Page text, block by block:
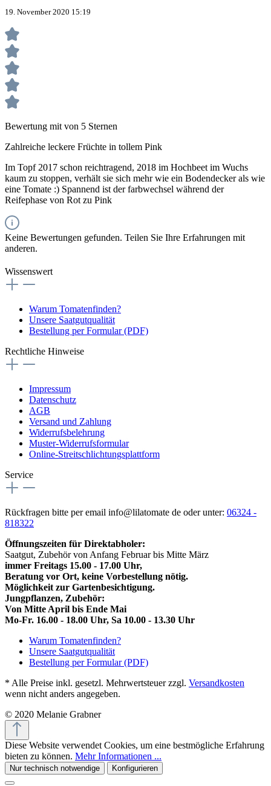
19. November 2020 15:19
Bewertung mit von 5 Sternen
Zahlreiche leckere Früchte in tollem Pink
Im Topf 2017 schon reichtragend, 2018 im Hochbeet im Wuchs
kaum zu stoppen, verhält sie sich mehr wie ein Bodendecker als wie
eine Tomate :) Spannend ist der farbwechsel während der
Reifephase von Rot zu Pink
Keine Bewertungen gefunden. Teilen Sie Ihre Erfahrungen mit
anderen.
Wissenswert
Warum Tomatenfinden?
Unsere Saatgutqualität
Bestellung per Formular (PDF)
Rechtliche Hinweise
Impressum
Datenschutz
AGB
Versand und Zahlung
Widerrufsbelehrung
Muster-Widerrufsformular
Online-Streitschlichtungsplattform
Service
Rückfragen bitte per email info@lilatomate de oder unter: 06324 -
818322
Öffnungszeiten für Direktabholer:
Saatgut, Zubehör von Anfang Februar bis Mitte März
immer Freitags 15.00 - 17.00 Uhr,
Beratung vor Ort, keine Vorbestellung nötig.
Möglichkeit zur Gartenbesichtigung.
Jungpflanzen, Zubehör:
Von Mitte April bis Ende Mai
Mo-Fr. 16.00 - 18.00 Uhr, Sa 10.00 - 13.30 Uhr
Warum Tomatenfinden?
Unsere Saatgutqualität
Bestellung per Formular (PDF)
* Alle Preise inkl. gesetzl. Mehrwertsteuer zzgl. Versandkosten
wenn nicht anders angegeben.
© 2020 Melanie Grabner
Diese Website verwendet Cookies, um eine bestmögliche Erfahrung
bieten zu können. Mehr Informationen ...
Nur technisch notwendige Konfigurieren